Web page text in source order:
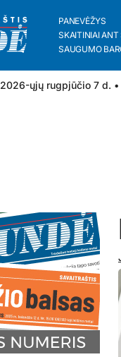
PANEVĖŽYS
SKAITINIAI ANT
SAUGUMO
2026-ųjų rugpjūčio 7 d. •